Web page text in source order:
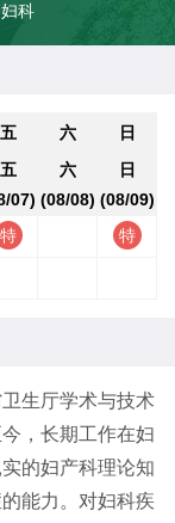
科
五 六 日
五
07)
六
(08/08)
日
(08/09)
生厅学术与技术
，长期工作在妇
的妇产科理论知
能力。对妇科疾